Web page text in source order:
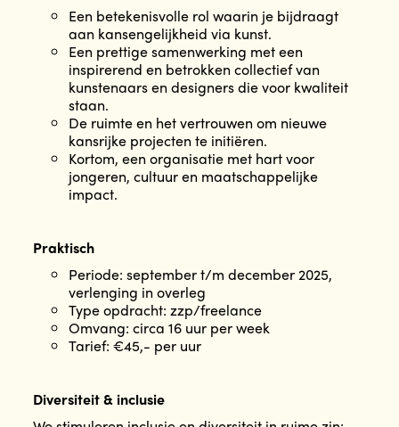
Een betekenisvolle rol waarin je bijdraagt
aan kansengelijkheid via kunst.
Een prettige samenwerking met een
inspirerend en betrokken collectief van
kunstenaars en designers die voor kwaliteit
staan.
De ruimte en het vertrouwen om nieuwe
kansrijke projecten te initiëren.
Kortom, een organisatie met hart voor
jongeren, cultuur en maatschappelijke
impact.
Praktisch
Periode: september t/m december 2025,
verlenging in overleg
Type opdracht: zzp/freelance
Omvang: circa 16 uur per week
Tarief: €45,- per uur
Diversiteit & inclusie